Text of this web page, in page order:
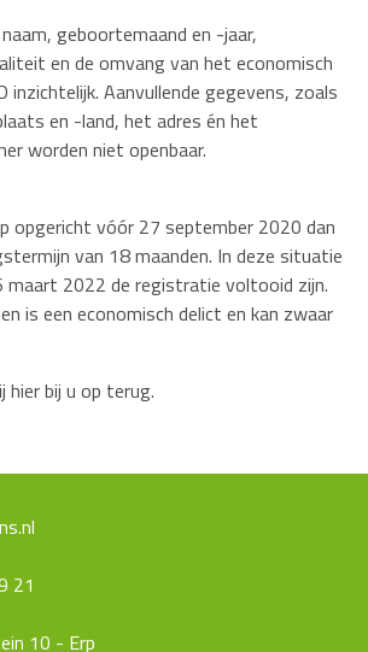
geboortemaand en -jaar,
en de omvang van het economisch
inzichtelijk. Aanvullende gegevens, zoals
en -land, het adres én het
worden niet openbaar.
opgericht vóór 27 september 2020 dan
van 18 maanden. In deze situatie
maart 2022 de registratie voltooid zijn.
is een economisch delict en kan zwaar
hier bij u op terug.
21
10 - Erp